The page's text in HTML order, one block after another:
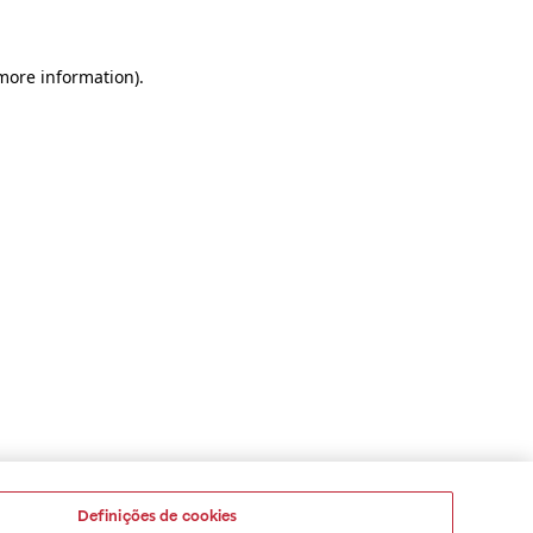
information).
Definições de cookies